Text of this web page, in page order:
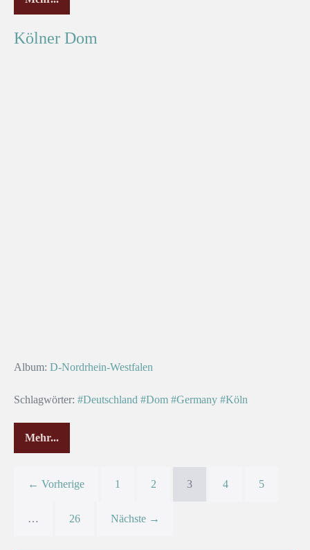
Kölner Dom
Album: D-Nordrhein-Westfalen
Schlagwörter: #Deutschland #Dom #Germany #Köln
Mehr...
← Vorherige 1 2 3 4 5
… 26 Nächste →